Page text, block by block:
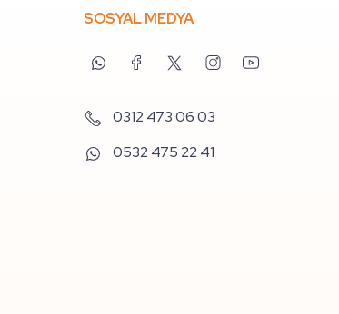
SOSYAL MEDYA
0312 473 06 03
0532 475 22 41